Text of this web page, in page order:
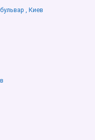
, Киев